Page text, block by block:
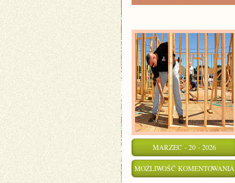
MARZEC - 20 - 2026
MOŻLIWOŚĆ KOMENTOWANIA